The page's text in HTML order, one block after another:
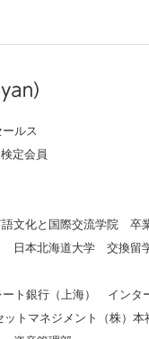
ルス
定会員
文化と国際交流学院 卒
日本北海道大学 交換留
ト銀行（上海） インタ
トマネジメント（株）本